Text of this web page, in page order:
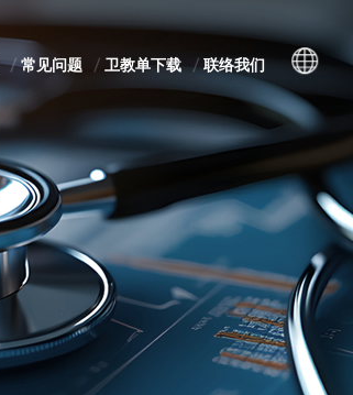
常见问题 卫教单下载 联络我们